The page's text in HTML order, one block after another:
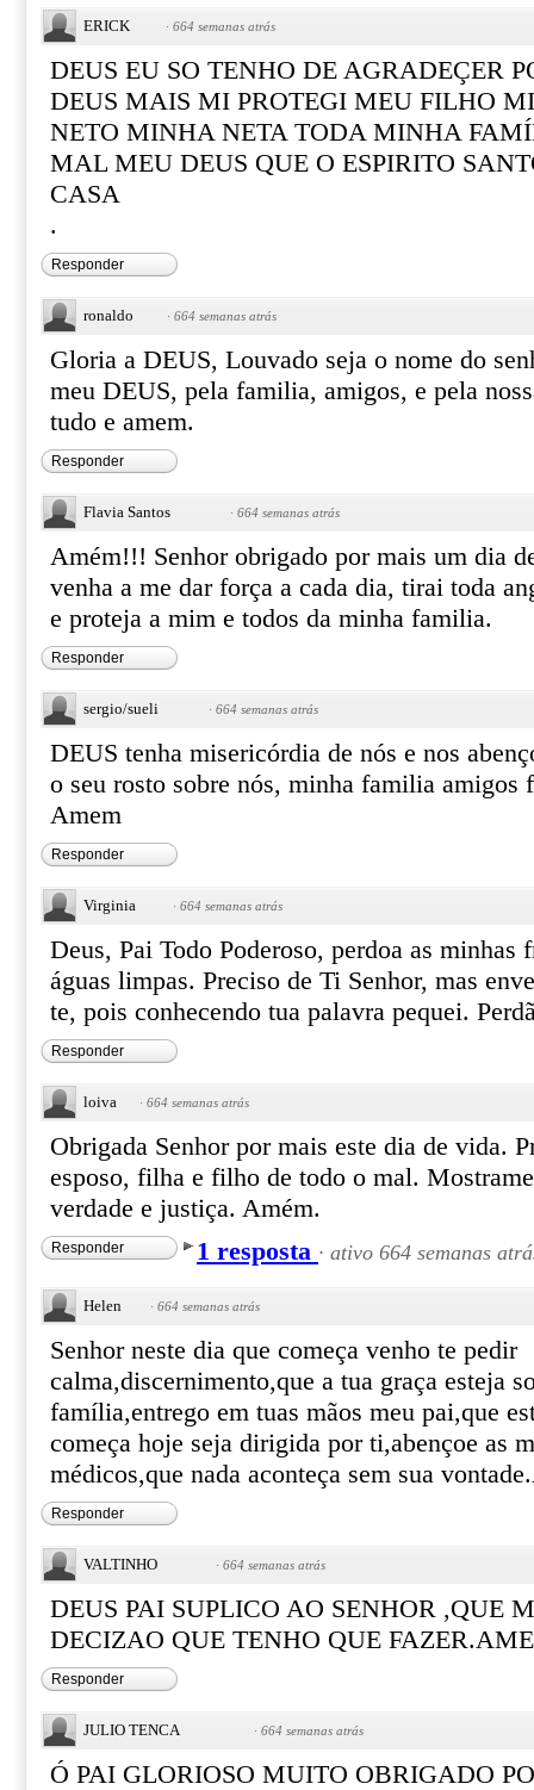
ERICK · 664 semanas atrás
DEUS EU SO TENHO DE AGRADEÇER
DEUS MAIS MI PROTEGI MEU FILHO
NETO MINHA NETA TODA MINHA
MAL MEU DEUS QUE O ESPIRITO
CASA
.
Responder
ronaldo · 664 semanas atrás
Gloria a DEUS, Louvado seja o nome do
meu DEUS, pela familia, amigos, e pela
tudo e amem.
Responder
Flavia Santos · 664 semanas atrás
Amém!!! Senhor obrigado por mais um dia
venha a me dar força a cada dia, tirai toda
e proteja a mim e todos da minha familia.
Responder
sergio/sueli · 664 semanas atrás
DEUS tenha misericórdia de nós e nos
o seu rosto sobre nós, minha familia amigos
Amem
Responder
Virginia · 664 semanas atrás
Deus, Pai Todo Poderoso, perdoa as minhas
águas limpas. Preciso de Ti Senhor, mas
te, pois conhecendo tua palavra pequei.
Responder
loiva · 664 semanas atrás
Obrigada Senhor por mais este dia de vida.
esposo, filha e filho de todo o mal.
verdade e justiça. Amém.
Responder 1 resposta · ativo 664 semanas
Helen · 664 semanas atrás
Senhor neste dia que começa venho te pedir
calma,discernimento,que a tua graça esteja
família,entrego em tuas mãos meu pai,que
começa hoje seja dirigida por ti,abençoe as
médicos,que nada aconteça sem sua
Responder
VALTINHO · 664 semanas atrás
DEUS PAI SUPLICO AO SENHOR ,QUE
DECIZAO QUE TENHO QUE
Responder
JULIO TENCA · 664 semanas atrás
Ó PAI GLORIOSO MUITO OBRIGADO